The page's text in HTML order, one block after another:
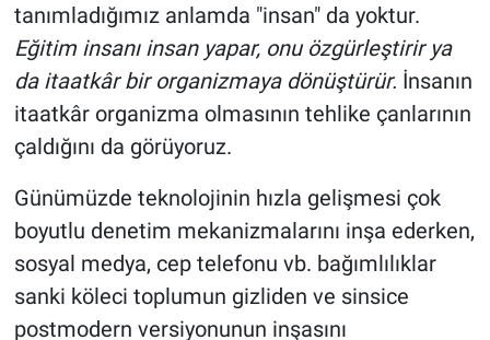
tanımladığımız anlamda "insan" da yoktur.
Eğitim insanı insan yapar, onu özgürleştirir ya
da itaatkâr bir organizmaya dönüştürür. İnsanın
itaatkâr organizma olmasının tehlike çanlarının
çaldığını da görüyoruz.
Günümüzde teknolojinin hızla gelişmesi çok
boyutlu denetim mekanizmalarını inşa ederken,
sosyal medya, cep telefonu vb. bağımlılıklar
sanki köleci toplumun gizliden ve sinsice
postmodern versiyonunun inşasını